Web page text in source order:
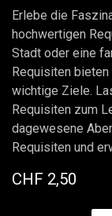
Erlebe die
hochwertigen
Stadt oder eine
Requisiten
wichtige Ziele.
Requisiten zum
dagewesene
Requisiten und
CHF 2,50